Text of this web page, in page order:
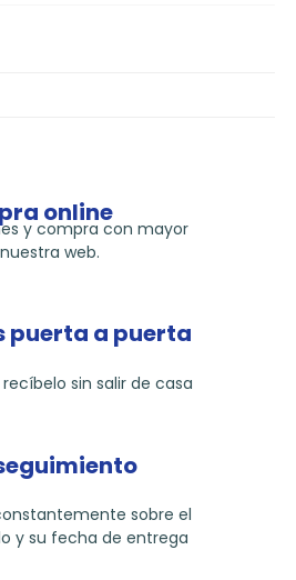
online
y compra con mayor
web.
puerta a puerta
sin salir de casa
sobre el
y su fecha de entrega